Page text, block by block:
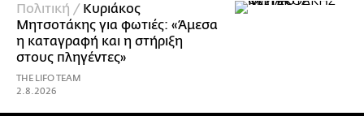
Πολιτική / Κυριάκος
Μητσοτάκης για φωτιές: «Άμεσα
η καταγραφή και η στήριξη
στους πληγέντες»
THE LIFO TEAM
2.8.2026